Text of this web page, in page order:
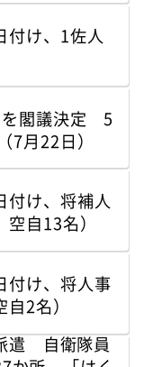
け、1佐人
を閣議決定 5
7月22日）
け、将補人
自13名）
け、将人事
2名）
遣 自衛隊員